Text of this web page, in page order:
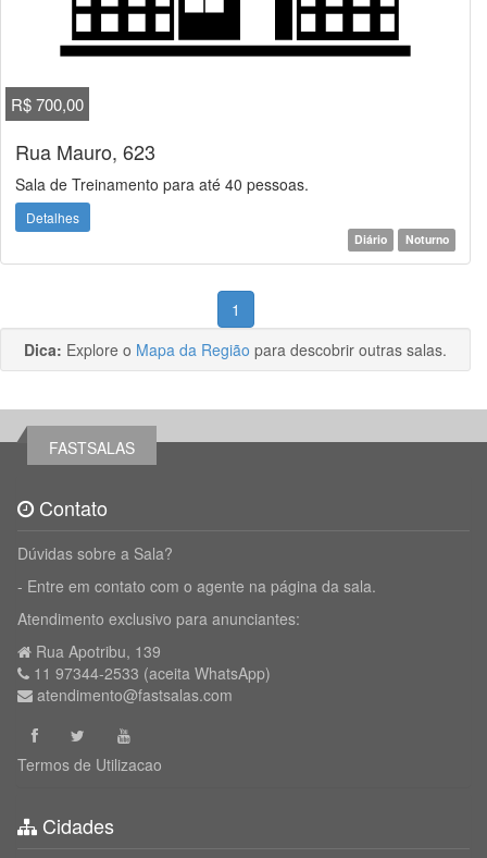
R$ 700,00
Rua Mauro, 623
Sala de Treinamento para até 40 pessoas.
Detalhes
Diário Noturno
1
Dica: Explore o Mapa da Região para descobrir outras salas.
FASTSALAS
Contato
Dúvidas sobre a Sala?
- Entre em contato com o agente na página da sala.
Atendimento exclusivo para anunciantes:
Rua Apotribu, 139
11 97344-2533 (aceita WhatsApp)
atendimento@fastsalas.com
Termos de Utilizacao
Cidades